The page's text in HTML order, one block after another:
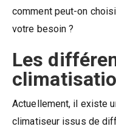
comment peut-on
votre besoin ?
Les
Actuellement, il existe
climatiseur issus de